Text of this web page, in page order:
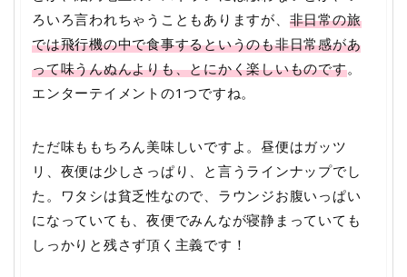
ろいろ言われちゃうこともありますが、 非日常の旅
では飛行機の中で食事するというのも非日常感があ
って味うんぬんよりも、とにかく楽しいものです。
エンターテイメントの1つですね。
ただ味ももちろん美味しいですよ。昼便はガッツ
リ、夜便は少しさっぱり、と言うラインナップでし
た。ワタシは貧乏性なので、ラウンジお腹いっぱい
になっていても、夜便でみんなが寝静まっていても
しっかりと残さず頂く主義です！